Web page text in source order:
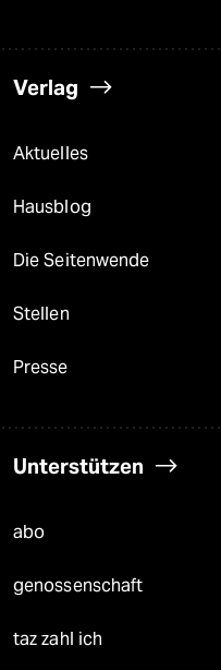
Verlag
Aktuelles
Hausblog
Die Seitenwende
Stellen
Presse
Unterstützen
abo
genossenschaft
taz zahl ich